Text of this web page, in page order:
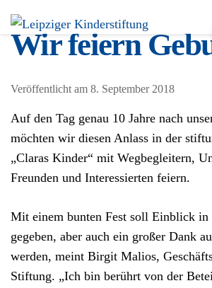
Inhalt
springen
Wir feiern
Veröffentlicht am 8. September 2018
Auf den Tag genau 10 Jahre nach
möchten wir diesen Anlass in der
„Claras Kinder“ mit Wegbegleitern,
Freunden und Interessierten feiern.
Mit einem bunten Fest soll Einblick in
gegeben, aber auch ein großer Dank
werden, meint Birgit Malios,
Stiftung. „Ich bin berührt von der